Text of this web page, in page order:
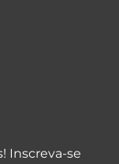
Inscreva-se